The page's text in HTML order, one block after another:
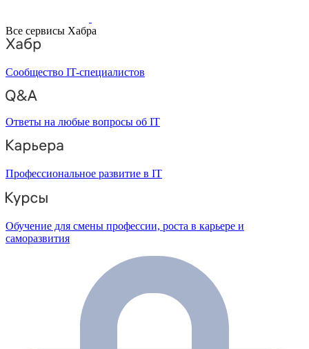
Все сервисы Хабра
Сообщество IT-специалистов
Ответы на любые вопросы об IT
Профессиональное развитие в IT
Обучение для смены профессии, роста в карьере и
саморазвития